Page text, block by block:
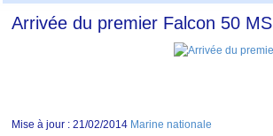
Arrivée du premier Falcon 50 MS
Mise à jour : 21/02/2014 Marine nationale